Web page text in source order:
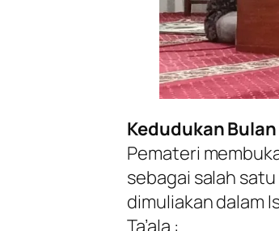
Kedudukan
Pemateri
sebagai salah
dimuliakan dalam
Ta’ala :